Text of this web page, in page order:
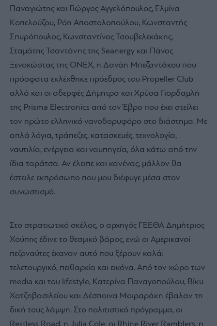
Παναγιώτης και Γιώργος Αγγελόπουλος, Ελμίνα
Κοπελούζου, Ρόη Αποστολοπούλου, Κωνσταντής
Σπυρόπουλος, Κωνσταντίνος Τσουβελεκάκης,
Σταμάτης Τσαντάνης της Seanergy και Πάνος
Ξενοκώστας της ONEX, η Δανάη Μπεζαντάκου που
πρόσφατα εκλέχθηκε πρόεδρος του Propeller Club
αλλά και οι αδερφές Δήμητρα και Χρύσα Γιορδαμλή
της Prisma Electronics από τον Έβρο που έχει στείλει
τον πρώτο ελληνικό νανοδορυφόρο στο διάστημα. Με
απλά λόγια, τράπεζες, κατασκευές, τεχνολογία,
ναυτιλία, ενέργεια και ναυπηγεία, όλα κάτω από την
ίδια ταράτσα. Αν έλειπε και κανένας, μάλλον θα
έστειλε εκπρόσωπο που μου διέφυγε μέσα στον
συνωστισμό.
Στο στρατιωτικό σκέλος, ο αρχηγός ΓΕΕΘΑ Δημήτριος
Χούπης έδινε το θεσμικό βάρος, ενώ οι Αμερικανοί
πεζοναύτες έκαναν αυτό που ξέρουν καλά:
τελετουργικό, πειθαρχία και εικόνα. Από τον χώρο των
media και του lifestyle, Κατερίνα Παναγοπούλου, Βίκυ
Χατζηβασιλείου και Δέσποινα Μοιραράκη έβαλαν τη
δική τους λάμψη. Στο πολιτιστικό πρόγραμμα, οι
Restless Road, η Julia Cole, οι Rhine River Ramblers, η